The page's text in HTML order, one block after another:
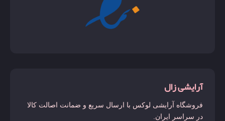
آرایشی زال
فروشگاه آرایشی لوکس با ارسال سریع و ضمانت اصالت کالا
در سراسر ایران.